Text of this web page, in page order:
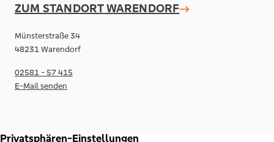
ZUM STANDORTWARENDORF
Münsterstraße 34
48231 Warendorf
02581 - 57 415
E-Mail senden